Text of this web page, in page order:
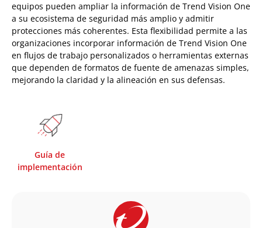
equipos pueden ampliar la información de Trend Vision One
a su ecosistema de seguridad más amplio y admitir
protecciones más coherentes. Esta flexibilidad permite a las
organizaciones incorporar información de Trend Vision One
en flujos de trabajo personalizados o herramientas externas
que dependen de formatos de fuente de amenazas simples,
mejorando la claridad y la alineación en sus defensas.
Guía de
implementación